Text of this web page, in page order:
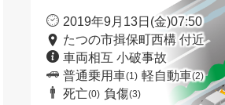
2019年9月13日(金)07:50
たつの市揖保町西構 付近
車両相互 小破事故
普通乗用車(1) 軽自動車(2)
死亡(0) 負傷(3)